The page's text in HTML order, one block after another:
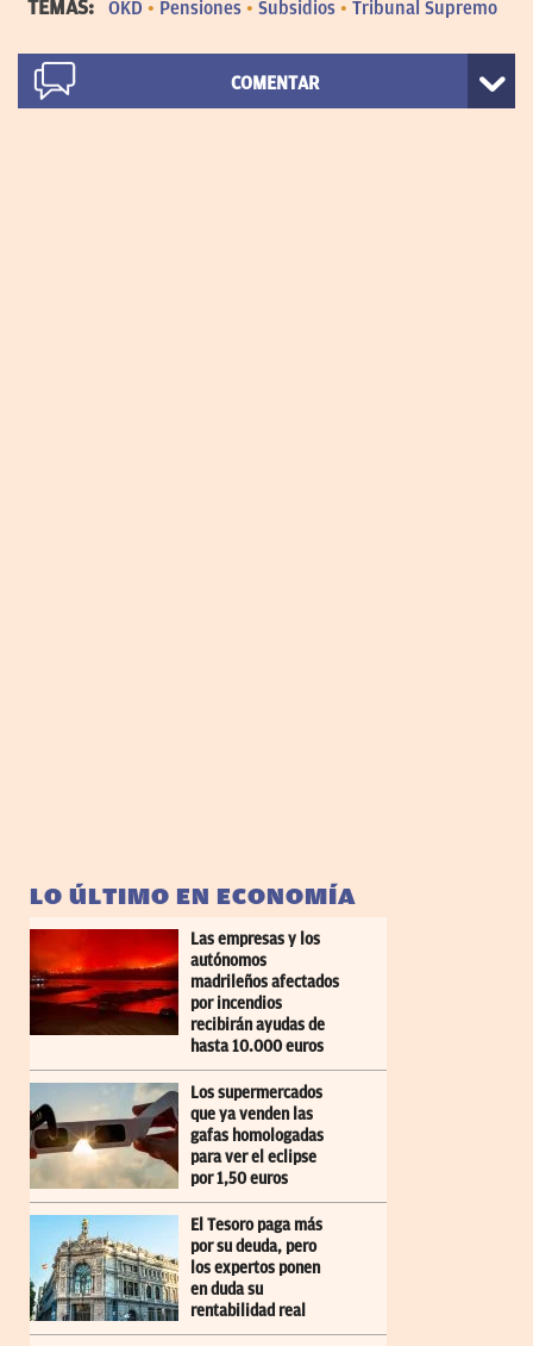
TEMAS: OKD Pensiones Subsidios Tribunal Supremo
COMENTAR
LO ÚLTIMO EN ECONOMÍA
Las empresas y los
autónomos
madrileños afectados
por incendios
recibirán ayudas de
hasta 10.000 euros
Los supermercados
que ya venden las
gafas homologadas
para ver el eclipse
por 1,50 euros
El Tesoro paga más
por su deuda, pero
los expertos ponen
en duda su
rentabilidad real